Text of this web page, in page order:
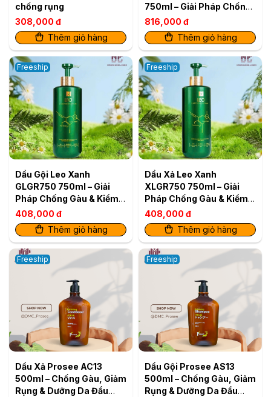
chống rụng
308,000 đ
Thêm giỏ hàng
750ml – Giải Pháp Chống
Gàu & Kiềm Dầu Hiệu Quả
816,000 đ
Thêm giỏ hàng
Freeship
Dầu Gội Leo Xanh
GLGR750 750ml – Giải
Pháp Chống Gàu & Kiềm
Dầu Hiệu Quả
408,000 đ
Thêm giỏ hàng
Freeship
Dầu Xả Leo Xanh
XLGR750 750ml – Giải
Pháp Chống Gàu & Kiềm
Dầu Hiệu Quả
408,000 đ
Thêm giỏ hàng
Freeship
Dầu Xả Prosee AC13
500ml – Chống Gàu, Giảm
Rụng & Dưỡng Da Đầu
Freeship
Dầu Gội Prosee AS13
500ml – Chống Gàu, Giảm
Rụng & Dưỡng Da Đầu